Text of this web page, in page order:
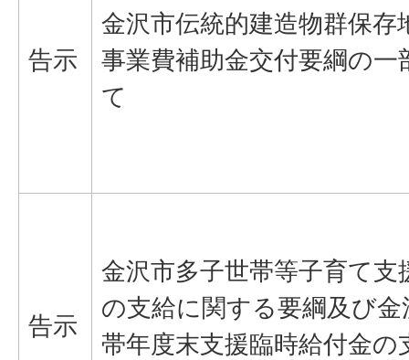
告示
金沢市伝統的建造物群保存
事業費補助金交付要綱の一
て
告示
金沢市多子世帯等子育て支
の支給に関する要綱及び
帯年度末支援臨時給付金の